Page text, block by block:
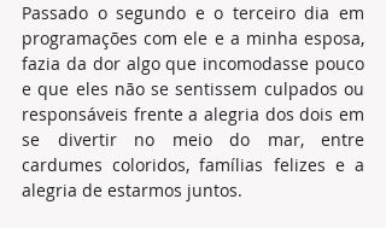
Passado o segundo e o terceiro dia em
programações com ele e a minha esposa,
fazia da dor algo que incomodasse pouco
e que eles não se sentissem culpados ou
responsáveis frente a alegria dos dois em
se divertir no meio do mar, entre
cardumes coloridos, famílias felizes e a
alegria de estarmos juntos.